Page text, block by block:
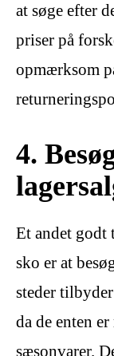
at søge efter
priser på
opmærksom
4.
Et andet godt
sko er at
steder
da de enten
sæsonvarer.